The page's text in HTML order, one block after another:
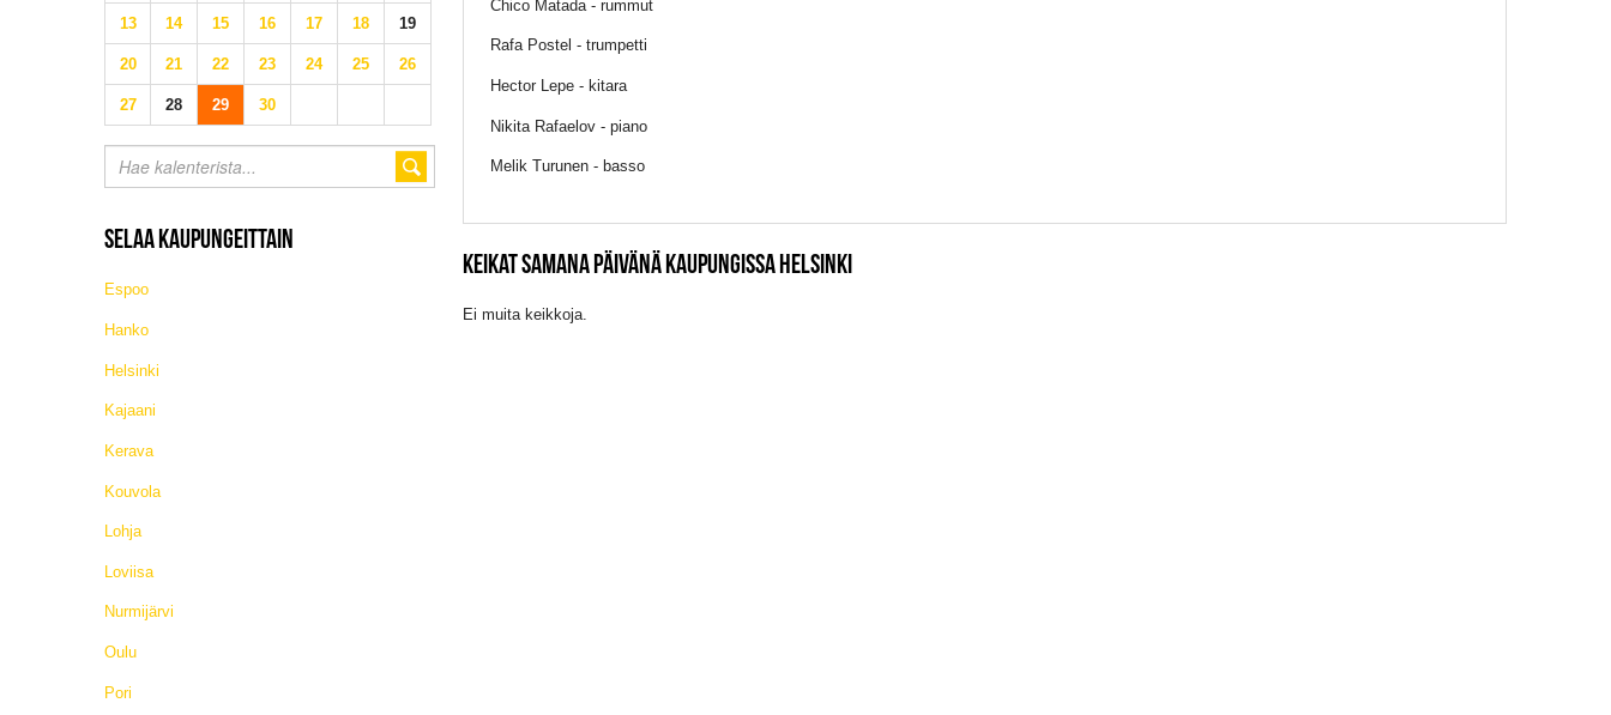
Chico Matada - rummut
Rafa Postel - trumpetti
Hector Lepe - kitara
Nikita Rafaelov - piano
Melik Turunen - basso
KEIKAT SAMANA PÄIVÄNÄ KAUPUNGISSA HELSINKI
Ei muita keikkoja.
13 14 15 16 17 18 19
20 21 22 23 24 25 26
27 28 29 30
SELAA KAUPUNGEITTAIN
Espoo
Hanko
Helsinki
Kajaani
Kerava
Kouvola
Lohja
Loviisa
Nurmijärvi
Oulu
Pori